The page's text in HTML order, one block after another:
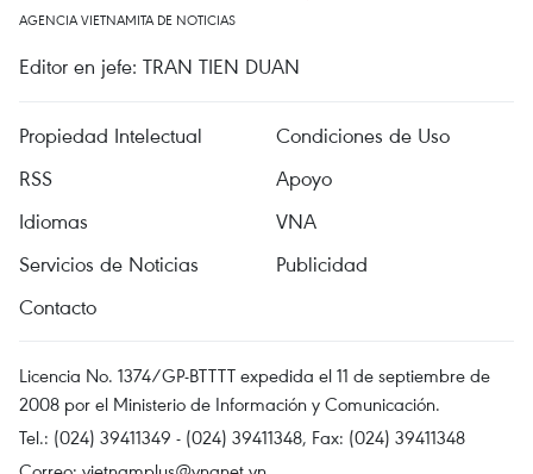
AGENCIA VIETNAMITA DE NOTICIAS
Editor en jefe: TRAN TIEN DUAN
Propiedad Intelectual
Condiciones de Uso
RSS
Apoyo
Idiomas
VNA
Servicios de Noticias
Publicidad
Contacto
Licencia No. 1374/GP-BTTTT expedida el 11 de septiembre de
2008 por el Ministerio de Información y Comunicación.
Tel.: (024) 39411349 - (024) 39411348, Fax: (024) 39411348